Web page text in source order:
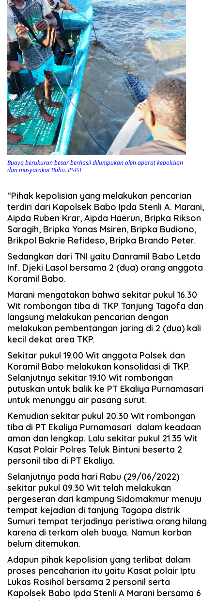
Buaya berukuran besar berhasil dilumpukan oleh aparat kepolisian
dan masyarakat Babo. IP-IST
“Pihak kepolisian yang melakukan pencarian
terdiri dari Kapolsek Babo Ipda Stenli A. Marani,
Aipda Ruben Krar, Aipda Haerun, Bripka Rikson
Saragih, Bripka Yonas Msiren, Bripka Budiono,
Brikpol Bakrie Refideso, Bripka Brando Peter.
Sedangkan dari TNI yaitu Danramil Babo Letda
Inf. Djeki Lasol bersama 2 (dua) orang anggota
Koramil Babo.
Marani mengatakan bahwa sekitar pukul 16.30
Wit rombongan tiba di TKP Tanjung Tagofa dan
langsung melakukan pencarian dengan
melakukan pembentangan jaring di 2 (dua) kali
kecil dekat area TKP.
Sekitar pukul 19.00 Wit anggota Polsek dan
Koramil Babo melakukan konsolidasi di TKP.
Selanjutnya sekitar 19.10 Wit rombongan
putuskan untuk balik ke PT Ekaliya Purnamasari
untuk menunggu air pasang surut.
Kemudian sekitar pukul 20.30 Wit rombongan
tiba di PT Ekaliya Purnamasari dalam keadaan
aman dan lengkap. Lalu sekitar pukul 21.35 Wit
Kasat Polair Polres Teluk Bintuni beserta 2
personil tiba di PT Ekaliya.
Selanjutnya pada hari Rabu (29/06/2022)
sekitar pukul 09.30 Wit telah melakukan
pergeseran dari kampung Sidomakmur menuju
tempat kejadian di tanjung Tagopa distrik
Sumuri tempat terjadinya peristiwa orang hilang
karena di terkam oleh buaya. Namun korban
belum ditemukan.
Adapun pihak kepolisian yang terlibat dalam
proses pencaharian itu yaitu Kasat polair Iptu
Lukas Rosihol bersama 2 personil serta
Kapolsek Babo Ipda Stenli A Marani bersama 6